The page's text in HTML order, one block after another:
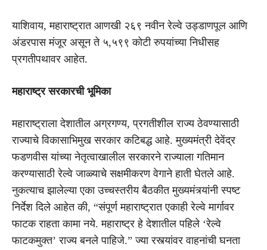
याशिवाय, महाराष्ट्रात आणखी २६९ नवीन रेल्वे उड्डाणपूल आणि
अंडरपास मंजूर असून ते ५,५९९ कोटी रुपयांच्या निधीसह
प्रगतीपथावर आहेत.
महाराष्ट्र सरकारची भूमिका
महाराष्ट्राला देशातील अग्रगण्य, प्रगतीशील राज्य ठेवण्यासाठी
राज्याचे विकासाभिमुख सरकार कटिबद्ध आहे. मुख्यमंत्री देवेंद्र
फडणवीस यांच्या नेतृत्वाखालील सरकारने राज्याला गतिमान
करण्यासाठी रेल्वे जाळ्याचे सक्षमीकरण वेगाने हाती घेतले आहे.
नुकत्याच झालेल्या एका उच्चस्तरीय बैठकीत मुख्यमंत्र्यांनी स्पष्ट
निर्देश दिले आहेत की, “संपूर्ण महाराष्ट्रात एकाही रेल्वे मार्गावर
फाटक राहता कामा नये. महाराष्ट्र हे देशातील पहिले ‘रेल्वे
फाटकमुक्त’ राज्य बनले पाहिजे.” ज्या रस्त्यांवर वाहनांची घनता